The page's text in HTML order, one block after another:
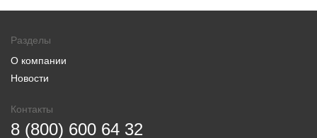
Разделы
О компании
Новости
Контакты
8 (800) 600 64 32